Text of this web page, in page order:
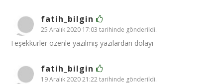
fatih_bilgin
25 Aralık 2020 17:03 tarihinde gönderildi.
Teşekkürler özenle yazılmış yazılardan dolayı
fatih_bilgin
19 Aralık 2020 21:22 tarihinde gönderildi.